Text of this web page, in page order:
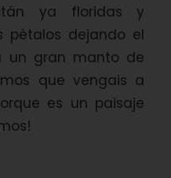
ya floridas y
pétalos dejando el
un gran manto de
que vengais a
es un paisaje